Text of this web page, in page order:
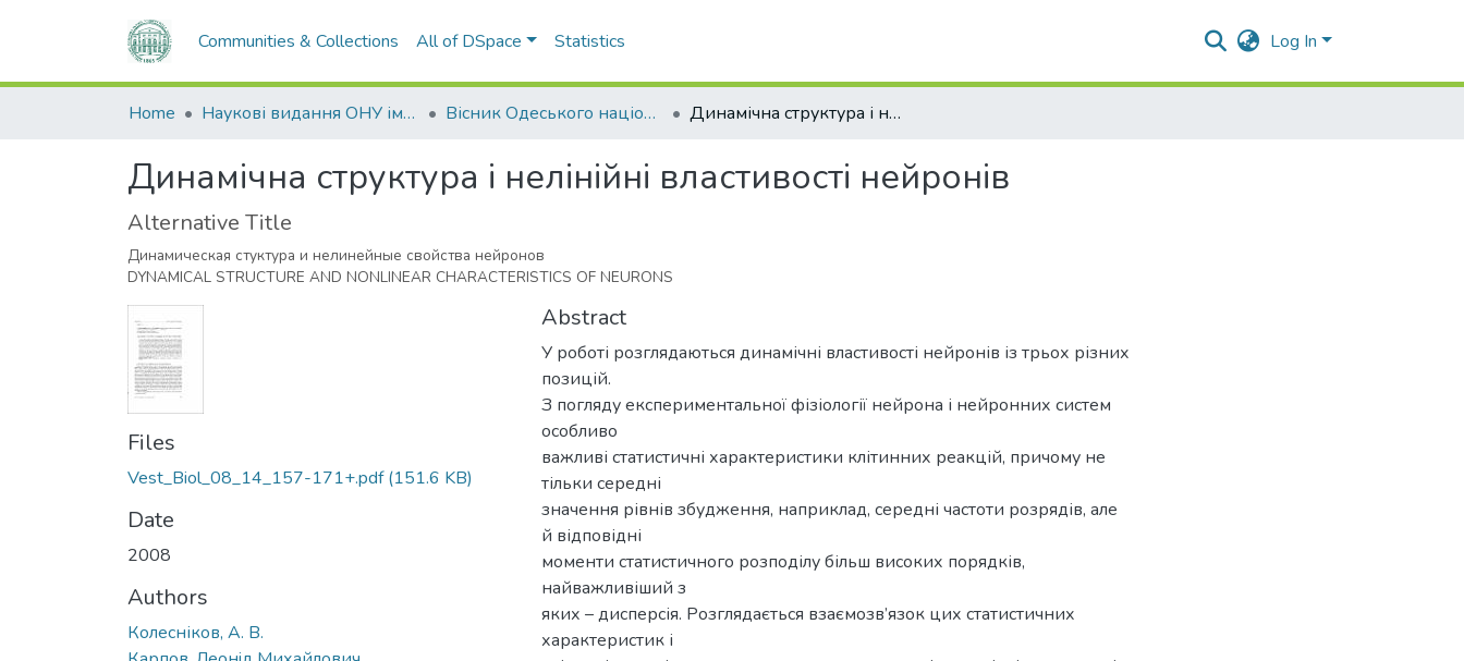
Communities & Collections All of DSpace Statistics Log In
Home Наукові видання ОНУ імені І. І. Мечникова Вісник Одеського національного університету. Біологія Динамічна структура і нелінійні властивості нейронів
Динамічна структура і нелінійні властивості нейронів
Alternative Title
Динамическая стуктура и нелинейные свойства нейронов
DYNAMICAL STRUCTURE AND NONLINEAR CHARACTERISTICS OF NEURONS
Files
Vest_Biol_08_14_157-171+.pdf(151.6 KB)
Date
2008
Authors
Колесніков, А. В.
Abstract
У роботі розглядаються динамічні властивості нейронів із трьох різних
позицій.
З погляду експериментальної фізіології нейрона і нейронних систем
особливо
важливі статистичні характеристики клітинних реакцій, причому не
тільки середні
значення рівнів збудження, наприклад, середні частоти розрядів, але
й відповідні
моменти статистичного розподілу більш високих порядків,
найважливіший з
яких – дисперсія. Розглядається взаємозв’язок цих статистичних
характеристик і